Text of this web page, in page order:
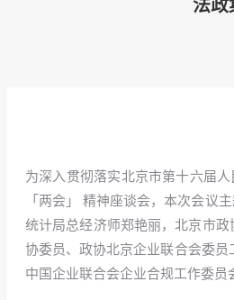
法政
为深入贯彻落实北京市第十六届
「两会」 精神座谈会，本次会议
统计局总经济师郑艳丽，北京市
协委员、政协北京企业联合会委
中国企业联合会企业合规工作委